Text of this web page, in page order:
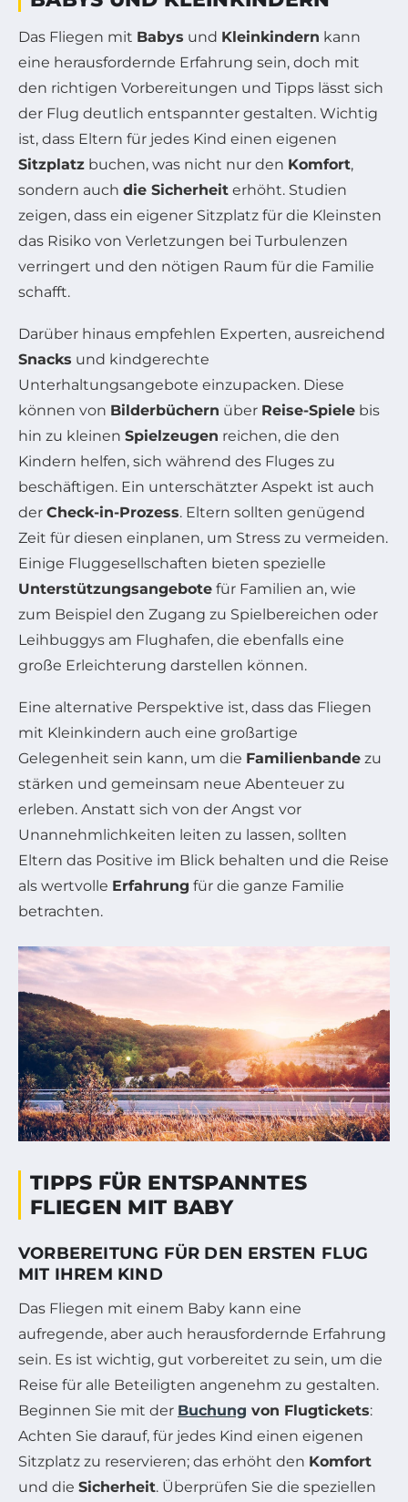
Das Fliegen mit Babys und Kleinkindern kann
eine herausfordernde Erfahrung sein, doch mit
den richtigen Vorbereitungen und Tipps lässt sich
der Flug deutlich entspannter gestalten. Wichtig
ist, dass Eltern für jedes Kind einen eigenen
Sitzplatz buchen, was nicht nur den Komfort,
sondern auch die Sicherheit erhöht. Studien
zeigen, dass ein eigener Sitzplatz für die Kleinsten
das Risiko von Verletzungen bei Turbulenzen
verringert und den nötigen Raum für die Familie
schafft.
Darüber hinaus empfehlen Experten, ausreichend
Snacks und kindgerechte
Unterhaltungsangebote einzupacken. Diese
können von Bilderbüchern über Reise-Spiele bis
hin zu kleinen Spielzeugen reichen, die den
Kindern helfen, sich während des Fluges zu
beschäftigen. Ein unterschätzter Aspekt ist auch
der Check-in-Prozess. Eltern sollten genügend
Zeit für diesen einplanen, um Stress zu vermeiden.
Einige Fluggesellschaften bieten spezielle
Unterstützungsangebote für Familien an, wie
zum Beispiel den Zugang zu Spielbereichen oder
Leihbuggys am Flughafen, die ebenfalls eine
große Erleichterung darstellen können.
Eine alternative Perspektive ist, dass das Fliegen
mit Kleinkindern auch eine großartige
Gelegenheit sein kann, um die Familienbande zu
stärken und gemeinsam neue Abenteuer zu
erleben. Anstatt sich von der Angst vor
Unannehmlichkeiten leiten zu lassen, sollten
Eltern das Positive im Blick behalten und die Reise
als wertvolle Erfahrung für die ganze Familie
betrachten.
TIPPS FÜR ENTSPANNTES
FLIEGEN MIT BABY
VORBEREITUNG FÜR DEN ERSTEN FLUG
MIT IHREM KIND
Das Fliegen mit einem Baby kann eine
aufregende, aber auch herausfordernde Erfahrung
sein. Es ist wichtig, gut vorbereitet zu sein, um die
Reise für alle Beteiligten angenehm zu gestalten.
Beginnen Sie mit der Buchung von Flugtickets:
Achten Sie darauf, für jedes Kind einen eigenen
Sitzplatz zu reservieren; das erhöht den Komfort
und die Sicherheit. Überprüfen Sie die speziellen